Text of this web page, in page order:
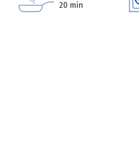
20 min